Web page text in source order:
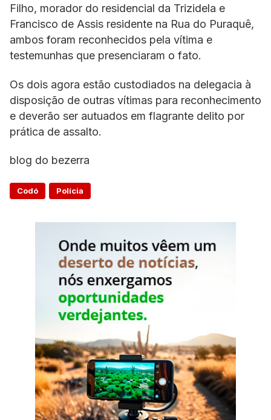
Filho, morador do residencial da Trizidela e
Francisco de Assis residente na Rua do Puraquê,
ambos foram reconhecidos pela vítima e
testemunhas que presenciaram o fato.
Os dois agora estão custodiados na delegacia à
disposição de outras vítimas para reconhecimento
e deverão ser autuados em flagrante delito por
prática de assalto.
blog do bezerra
Codó Polícia